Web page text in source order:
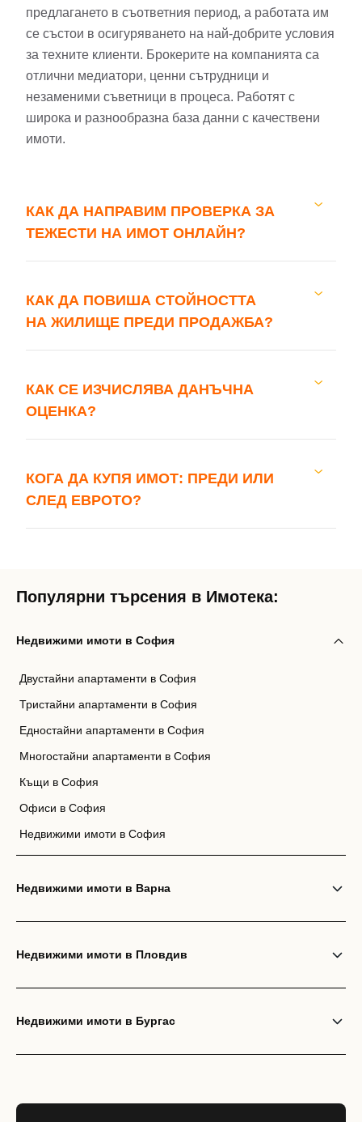
предлагането в съответния период, а работата им
се състои в осигуряването на най-добрите условия
за техните клиенти. Брокерите на компанията са
отлични медиатори, ценни сътрудници и
незаменими съветници в процеса. Работят с
широка и разнообразна база данни с качествени
имоти.
КАК ДА НАПРАВИМ ПРОВЕРКА ЗА
ТЕЖЕСТИ НА ИМОТ ОНЛАЙН?
КАК ДА ПОВИША СТОЙНОСТТА
НА ЖИЛИЩЕ ПРЕДИ ПРОДАЖБА?
КАК СЕ ИЗЧИСЛЯВА ДАНЪЧНА
ОЦЕНКА?
КОГА ДА КУПЯ ИМОТ: ПРЕДИ ИЛИ
СЛЕД ЕВРОТО?
Популярни търсения в Имотека:
Недвижими имоти в София
Двустайни апартаменти в София
Тристайни апартаменти в София
Едностайни апартаменти в София
Многостайни апартаменти в София
Къщи в София
Офиси в София
Недвижими имоти в София
Недвижими имоти в Варна
Недвижими имоти в Пловдив
Недвижими имоти в Бургас